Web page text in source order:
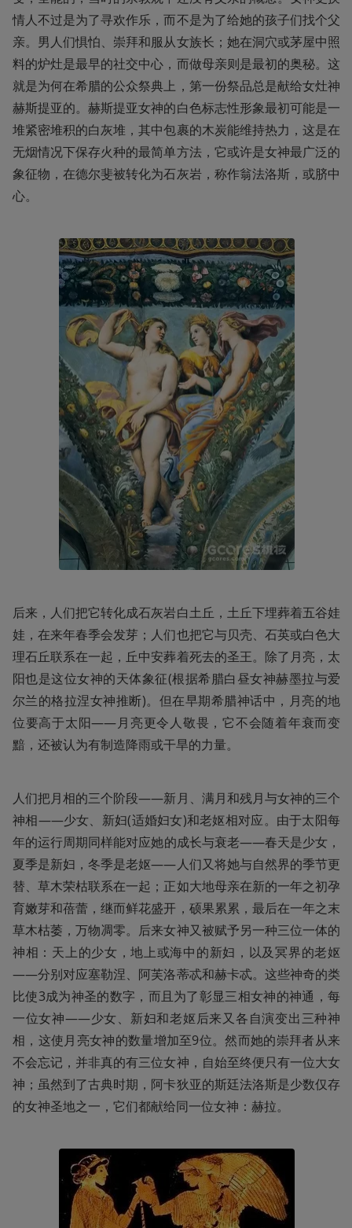
情人不过是为了寻欢作乐，而不是为了给她的孩子们找个父
亲。男人们惧怕、崇拜和服从女族长；她在洞穴或茅屋中照
料的炉灶是最早的社交中心，而做母亲则是最初的奥秘。这
就是为何在希腊的公众祭典上，第一份祭品总是献给女灶神
赫斯提亚的。赫斯提亚女神的白色标志性形象最初可能是一
堆紧密堆积的白灰堆，其中包裹的木炭能维持热力，这是在
无烟情况下保存火种的最简单方法，它或许是女神最广泛的
象征物，在德尔斐被转化为石灰岩，称作翁法洛斯，或脐中
心。
后来，人们把它转化成石灰岩白土丘，土丘下埋葬着五谷娃
娃，在来年春季会发芽；人们也把它与贝壳、石英或白色大
理石丘联系在一起，丘中安葬着死去的圣王。除了月亮，太
阳也是这位女神的天体象征(根据希腊白昼女神赫墨拉与爱
尔兰的格拉涅女神推断)。但在早期希腊神话中，月亮的地
位要高于太阳——月亮更令人敬畏，它不会随着年衰而变
黯，还被认为有制造降雨或干旱的力量。
人们把月相的三个阶段——新月、满月和残月与女神的三个
神相——少女、新妇(适婚妇女)和老妪相对应。由于太阳每
年的运行周期同样能对应她的成长与衰老——春天是少女，
夏季是新妇，冬季是老妪——人们又将她与自然界的季节更
替、草木荣枯联系在一起；正如大地母亲在新的一年之初孕
育嫩芽和蓓蕾，继而鲜花盛开，硕果累累，最后在一年之末
草木枯萎，万物凋零。后来女神又被赋予另一种三位一体的
神相：天上的少女，地上或海中的新妇，以及冥界的老妪
——分别对应塞勒涅、阿芙洛蒂忒和赫卡忒。这些神奇的类
比使3成为神圣的数字，而且为了彰显三相女神的神通，每
一位女神——少女、新妇和老妪后来又各自演变出三种神
相，这使月亮女神的数量增加至9位。然而她的崇拜者从来
不会忘记，并非真的有三位女神，自始至终便只有一位大女
神；虽然到了古典时期，阿卡狄亚的斯廷法洛斯是少数仅存
的女神圣地之一，它们都献给同一位女神：赫拉。